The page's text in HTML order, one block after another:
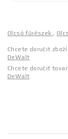
Olcsó fűrészek,
Chcete doručit
DeWalt
Chcete doručiť
DeWalt